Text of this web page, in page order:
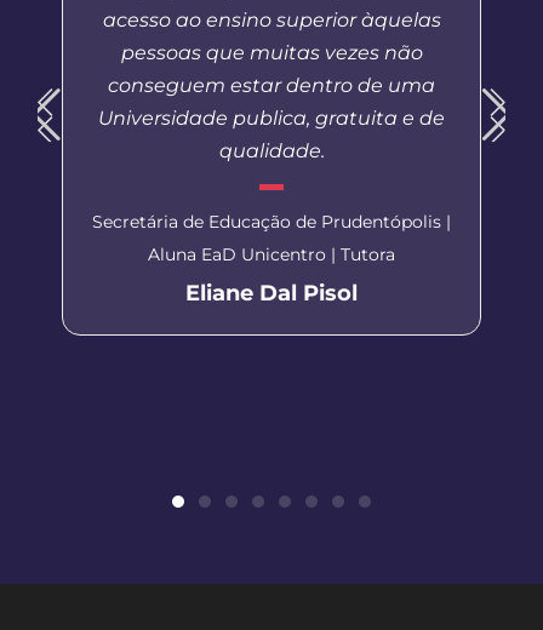
acesso ao ensino superior àquelas
pessoas que muitas vezes não
conseguem estar dentro de uma
Universidade publica, gratuita e de
qualidade.
Secretária de Educação de Prudentópolis |
Aluna EaD Unicentro | Tutora
Eliane Dal Pisol